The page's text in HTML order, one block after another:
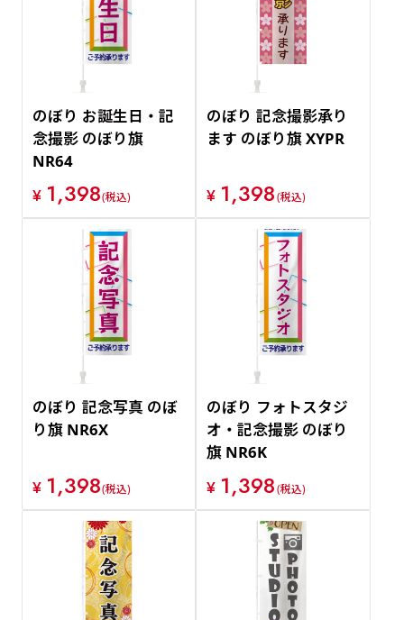
のぼり お誕生日・記
念撮影 のぼり旗
NR64
¥ 1,398(税込)
のぼり 記念撮影承り
ます のぼり旗 XYPR
¥ 1,398(税込)
のぼり 記念写真 のぼ
り旗 NR6X
¥ 1,398(税込)
のぼり フォトスタジ
オ・記念撮影 のぼり
旗 NR6K
¥ 1,398(税込)